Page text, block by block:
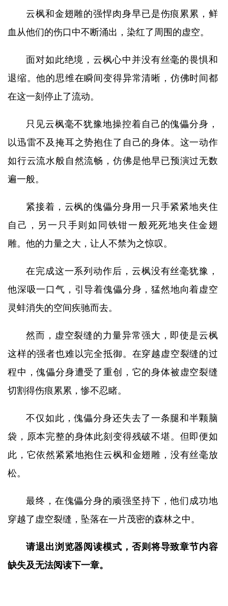
云枫和金翅雕的强悍肉身早已是伤痕累累，鲜
血从他们的伤口中不断涌出，染红了周围的虚空。
面对如此绝境，云枫心中并没有丝毫的畏惧和
退缩。他的思维在瞬间变得异常清晰，仿佛时间都
在这一刻停止了流动。
只见云枫毫不犹豫地操控着自己的傀儡分身，
以迅雷不及掩耳之势抱住了自己的身体。这一动作
如行云流水般自然流畅，仿佛是他早已预演过无数
遍一般。
紧接着，云枫的傀儡分身用一只手紧紧地夹住
自己，另一只手则如同铁钳一般死死地夹住金翅
雕。他的力量之大，让人不禁为之惊叹。
在完成这一系列动作后，云枫没有丝毫犹豫，
他深吸一口气，引导着傀儡分身，猛然地向着虚空
灵蚌消失的空间疾驰而去。
然而，虚空裂缝的力量异常强大，即使是云枫
这样的强者也难以完全抵御。在穿越虚空裂缝的过
程中，傀儡分身遭受了重创，它的身体被虚空裂缝
切割得伤痕累累，惨不忍睹。
不仅如此，傀儡分身还失去了一条腿和半颗脑
袋，原本完整的身体此刻变得残破不堪。但即便如
此，它依然紧紧地抱住云枫和金翅雕，没有丝毫放
松。
最终，在傀儡分身的顽强坚持下，他们成功地
穿越了虚空裂缝，坠落在一片茂密的森林之中。
请退出浏览器阅读模式，否则将导致章节内容
缺失及无法阅读下一章。